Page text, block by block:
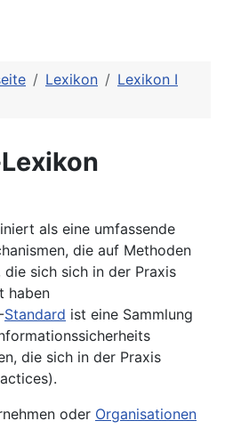
Lexikon
Lexikon I
als eine umfassende
die auf Methoden
die sich sich in der Praxis
haben
-Standard ist eine Sammlung
die sich in der Praxis
oder Organisationen